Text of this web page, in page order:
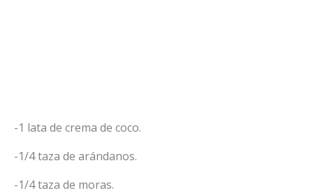
-1 lata de crema de coco.
-1/4 taza de arándanos.
-1/4 taza de moras.